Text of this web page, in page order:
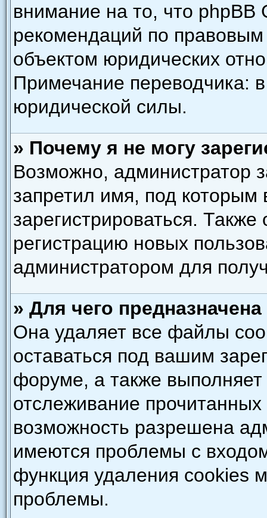
внимание на то, что phpBB
рекомендаций по
объектом юридических
Примечание переводчика:
юридической силы.
» Почему я не могу
Возможно, администратор
запретил имя, под которым
зарегистрироваться.
регистрацию новых
администратором для
» Для чего
Она удаляет все файлы
оставаться под вашим
форуме, а также выполняет
отслеживание
возможность разрешена
имеются проблемы с
функция удаления cookies
проблемы.